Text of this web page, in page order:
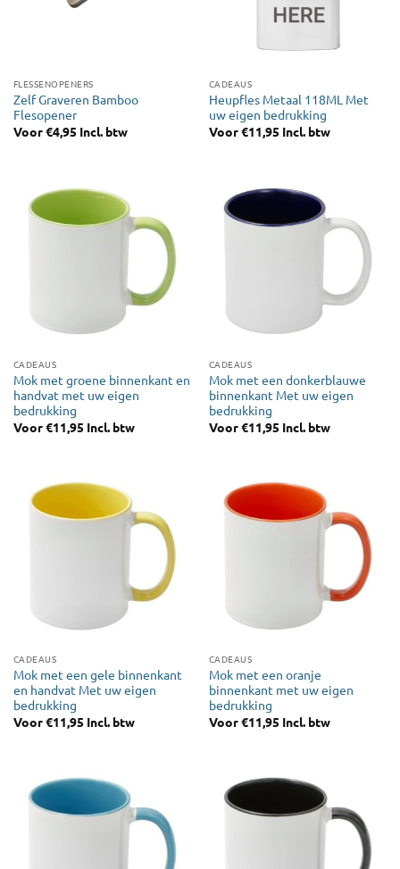
FLESSENOPENERS
Zelf Graveren Bamboo
Flesopener
Voor€4,95 Incl. btw
CADEAUS
Heupfles Metaal 118ML Met
uw eigen bedrukking
Voor€11,95 Incl. btw
CADEAUS
Mok met groene binnenkant en
handvat met uw eigen
bedrukking
Voor€11,95 Incl. btw
CADEAUS
Mok met een donkerblauwe
binnenkant Met uw eigen
bedrukking
Voor€11,95 Incl. btw
CADEAUS
Mok met een gele binnenkant
en handvat Met uw eigen
bedrukking
Voor€11,95 Incl. btw
CADEAUS
Mok met een oranje
binnenkant met uw eigen
bedrukking
Voor€11,95 Incl. btw